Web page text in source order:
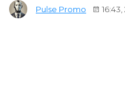
Pulse Promo